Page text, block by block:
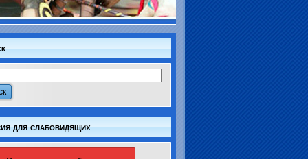
для слабовидящих